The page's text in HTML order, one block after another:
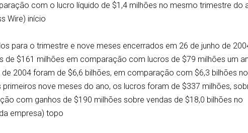
com o lucro líquido de $1,4 milhões no mesmo trimestre do
Wire) início
para o trimestre e nove meses encerrados em 26 de junho de
de $161 milhões em comparação com lucros de $79 milhões um
2004 foram de $6,6 bilhões, em comparação com $6,3 bilhões no
nove meses do ano, os lucros foram de $337 milhões,
com ganhos de $190 milhões sobre vendas de $18,0 bilhões no
empresa) topo